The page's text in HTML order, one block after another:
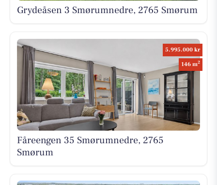
Grydeåsen 3 Smørumnedre, 2765 Smørum
5.995.000 kr
146 m2
Fåreengen 35 Smørumnedre, 2765
Smørum